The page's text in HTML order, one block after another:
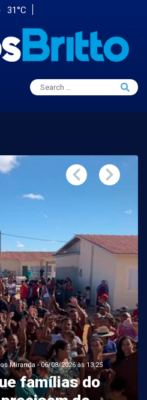
31°C
Search
for:
Search
Miranda - 06/08/2026 às 13:25
famílias do